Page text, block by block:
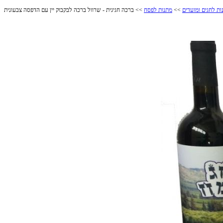
לחגים ומועדים >> מתנות לפסח >> ברכה חגיגית - שרוול ברכה לבקבוק יין עם הדפסה צבעונית